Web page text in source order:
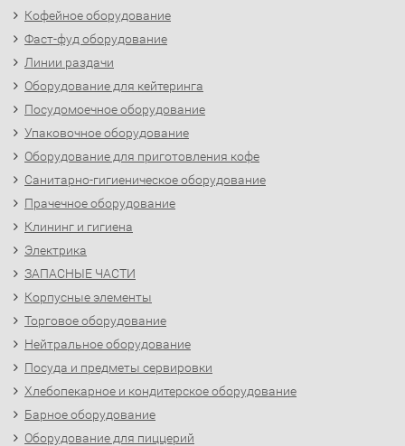
Кофейное оборудование
Фаст-фуд оборудование
Линии раздачи
Оборудование для кейтеринга
Посудомоечное оборудование
Упаковочное оборудование
Оборудование для приготовления кофе
Санитарно-гигиеническое оборудование
Прачечное оборудование
Клининг и гигиена
Электрика
ЗАПАСНЫЕ ЧАСТИ
Корпусные элементы
Торговое оборудование
Нейтральное оборудование
Посуда и предметы сервировки
Хлебопекарное и кондитерское оборудование
Барное оборудование
Оборудование для пиццерий